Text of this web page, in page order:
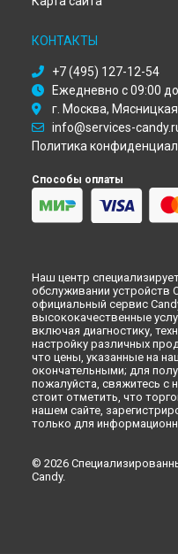
Ремонт микроволновой
Ремонт микроволновой
Ремонт микроволновой
Новокузнецке
Ремонт микроволновой
Ремонт микроволновой
Набережных Челнах
Ремонт микроволновой
КОНТАКТЫ
+7 (495) 127-12-54
Ежедневно с 09:00
г. Москва,
info@services-
Политика
Способы оплаты
Наш центр
обслуживании устройств
официальный сервис
высококачественные
включая диагностику,
настройку различных
что цены, указанные на
окончательными; для
пожалуйста, свяжитесь
стоит отметить, что
нашем сайте,
только для
© 2026
Candy.